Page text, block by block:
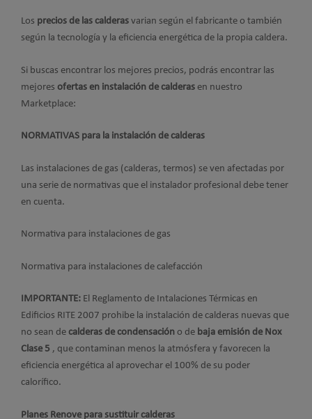
Los precios de las calderas varian según el fabricante o también
según la tecnología y la eficiencia energética de la propia caldera.
Si buscas encontrar los mejores precios, podrás encontrar las
mejores ofertas en instalación de calderas en nuestro
Marketplace:
NORMATIVAS para la instalación de calderas
Las instalaciones de gas (calderas, termos) se ven afectadas por
una serie de normativas que el instalador profesional debe tener
en cuenta.
Normativa para instalaciones de gas
Normativa para instalaciones de calefacción
IMPORTANTE: El Reglamento de Intalaciones Térmicas en
Edificios RITE 2007 prohibe la instalación de calderas nuevas que
no sean de calderas de condensación o de baja emisión de Nox
Clase 5 , que contaminan menos la atmósfera y favorecen la
eficiencia energética al aprovechar el 100% de su poder
calorífico.
Planes Renove para sustituir calderas